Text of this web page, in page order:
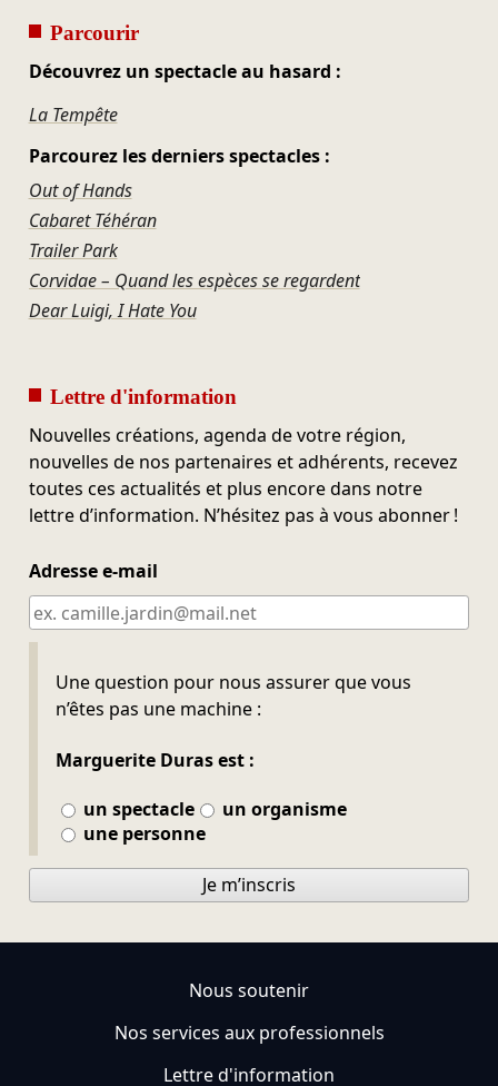
Parcourir
Découvrez un spectacle au hasard :
La Tempête
Parcourez les derniers spectacles :
Out of Hands
Cabaret Téhéran
Trailer Park
Corvidae – Quand les espèces se regardent
Dear Luigi, I Hate You
Lettre d'information
Nouvelles créations, agenda de votre région,
nouvelles de nos partenaires et adhérents, recevez
toutes ces actualités et plus encore dans notre
lettre d’information. N’hésitez pas à vous abonner !
Adresse e-mail
Une question pour nous assurer que vous
n’êtes pas une machine :
Marguerite Duras est :
un spectacle
un organisme
une personne
Ne pas remplir
Je m’inscris
Nous soutenir
Nos services aux professionnels
Lettre d'information